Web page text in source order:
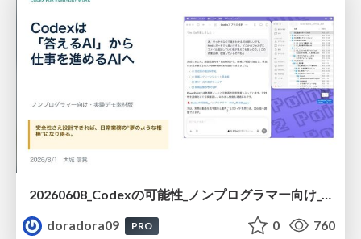
20260608_Codexの可能性_ノンプログラマー向け_大城追記
doradora09
PRO 0 760